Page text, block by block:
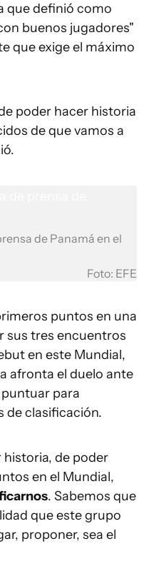
que definió como
buenos jugadores"
que exige el máximo
poder hacer historia
de que vamos a
de Panamá en el
Foto: EFE
puntos en una
sus tres encuentros
en este Mundial,
afronta el duelo ante
para
de clasificación.
historia, de poder
en el Mundial,
. Sabemos que
que este grupo
proponer, sea el